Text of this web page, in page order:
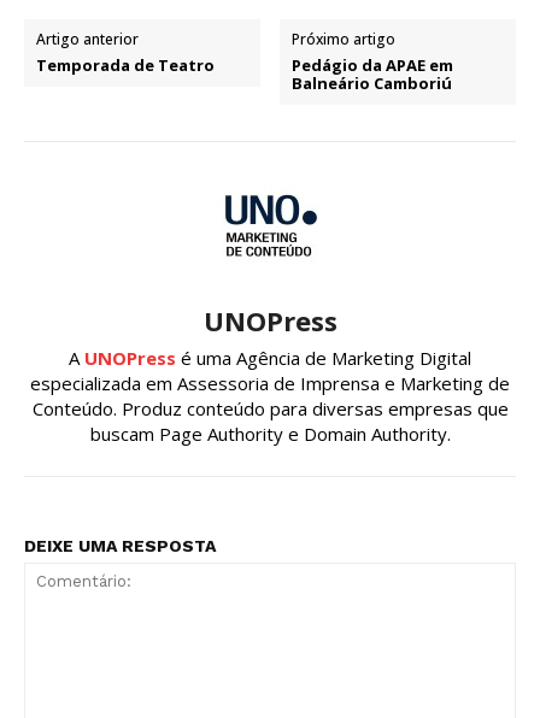
Artigo anterior
Temporada de Teatro
Próximo artigo
Pedágio da APAE em
Balneário Camboriú
UNOPress
A UNOPress é uma Agência de Marketing Digital
especializada em Assessoria de Imprensa e Marketing de
Conteúdo. Produz conteúdo para diversas empresas que
buscam Page Authority e Domain Authority.
DEIXE UMA RESPOSTA